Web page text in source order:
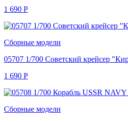
1 690 Р
Сборные модели
05707 1/700 Советский крейсер
1 690 Р
Сборные модели